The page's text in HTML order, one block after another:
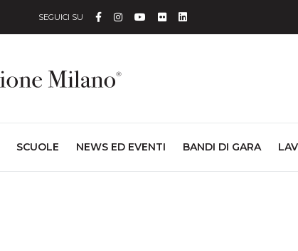
SEGUICI SU Facebook
Instagram
YouTube
FlickrLinkedin
SCUOLE NEWS ED EVENTI BANDI DI GARA